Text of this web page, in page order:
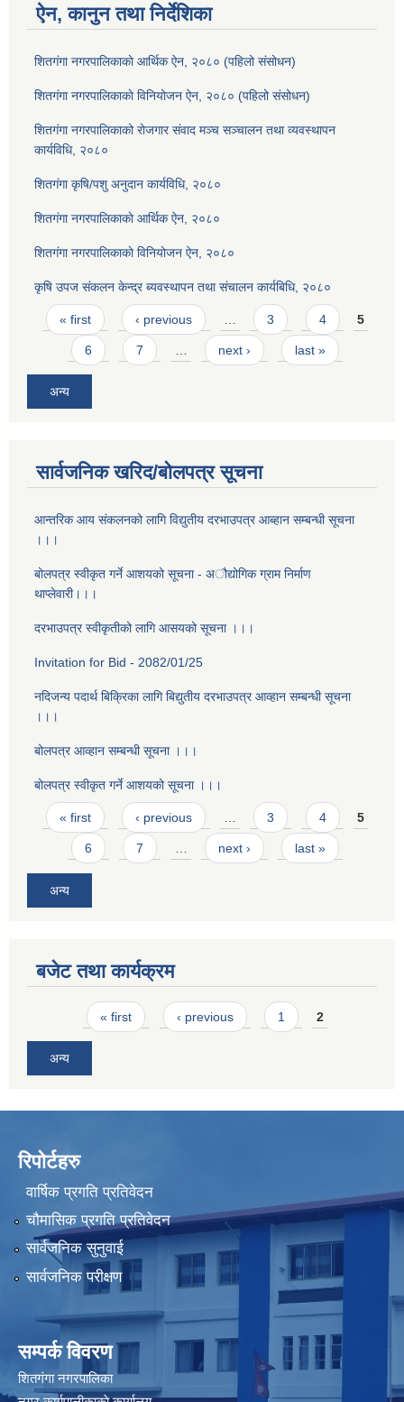
ऐन, कानुन तथा निर्देशिका
शितगंगा नगरपालिकाकाे आर्थिक ऐन, २०८० (पहिलो संसोधन)
शितगंगा नगरपालिकाकाे विनियोजन ऐन, २०८० (पहिलो संसोधन)
शितगंगा नगरपालिकाको रोजगार संवाद मञ्च सञ्चालन तथा व्यवस्थापन
कार्यविधि, २०८०
शितगंगा कृषि/पशु अनुदान कार्यविधि, २०८०
शितगंगा नगरपालिकाकाे आर्थिक ऐन, २०८०
शितगंगा नगरपालिकाकाे विनियोजन ऐन, २०८०
कृषि उपज संकलन केन्द्र ब्यवस्थापन तथा संचालन कार्यबिधि, २०८०
Pages
« first ‹ previous 3 4 5
6 7 next › last »
अन्य
सार्वजनिक खरिद/बोलपत्र सूचना
आन्तरिक आय संकलनको लागि विद्युतीय दरभाउपत्र आब्हान सम्बन्धी सूचना
।।।
बोलपत्र स्वीकृत गर्ने आशयको सूचना - अौद्योगिक ग्राम निर्माण
थाप्लेवारी।।।
दरभाउपत्र स्वीकृतीको लागि आसयको सूचना ।।।
Invitation for Bid - 2082/01/25
नदिजन्य पदार्थ बिक्रिका लागि बिद्युतीय दरभाउपत्र आव्हान सम्बन्धी सूचना
।।।
बोलपत्र आव्हान सम्बन्धी सूचना ।।।
बोलपत्र स्वीकृत गर्ने आशयको सूचना ।।।
Pages
« first ‹ previous … 3 4 5
6 7 … next › last »
अन्य
बजेट तथा कार्यक्रम
Pages« first ‹ previous 1 2
अन्य
रिपोर्टहरु
वार्षिक प्रगति प्रतिवेदन
चौमासिक प्रगति प्रतिवेदन
सार्वजनिक सुनुवाई
सार्वजनिक परीक्षण
सम्पर्क विवरण
शितगंगा नगरपालिका